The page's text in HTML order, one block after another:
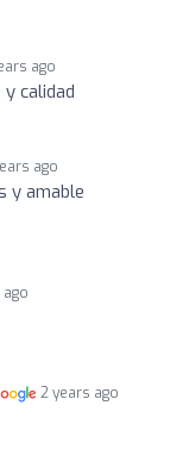
ago
calidad
ago
y amable
2 years ago